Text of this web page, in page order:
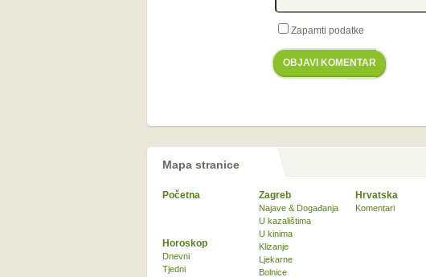
Zapamti podatke
OBJAVI KOMENTAR
Mapa stranice
Početna Zagreb
Najave & Događanja
U kazalištima
U kinima
Klizanje
Ljekarne
Bolnice
Hrvatska
Komentari
Horoskop
Dnevni
Tjedni